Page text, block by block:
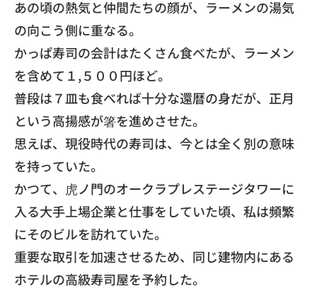
あの頃の熱気と仲間たちの顔が、 ラーメンの湯気
の向こう側に重なる。
​かっぱ寿司の会計はたくさん食べたが、ラーメン
を含めて１,５００円ほど。
普段は７皿も食べれば十分な還暦の身だが、 正月
という高揚感が箸を進めさせた。
思えば、現役時代の寿司は、今とは全く別の意味
を持っていた。
​かつて、 虎ノ門のオークラプレステージタワーに
入る大手上場企業と仕事を していた頃、私は頻繁
にそのビルを訪れていた。
重要な取引を加速させるため、 同じ建物内にある
ホテルの高級寿司屋を予約した。